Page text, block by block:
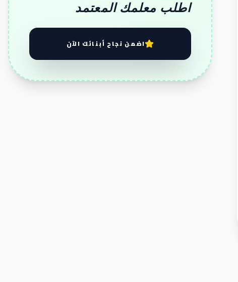
اطلب معلمك المعتمد
اضمن نجاح أبنائك الآن